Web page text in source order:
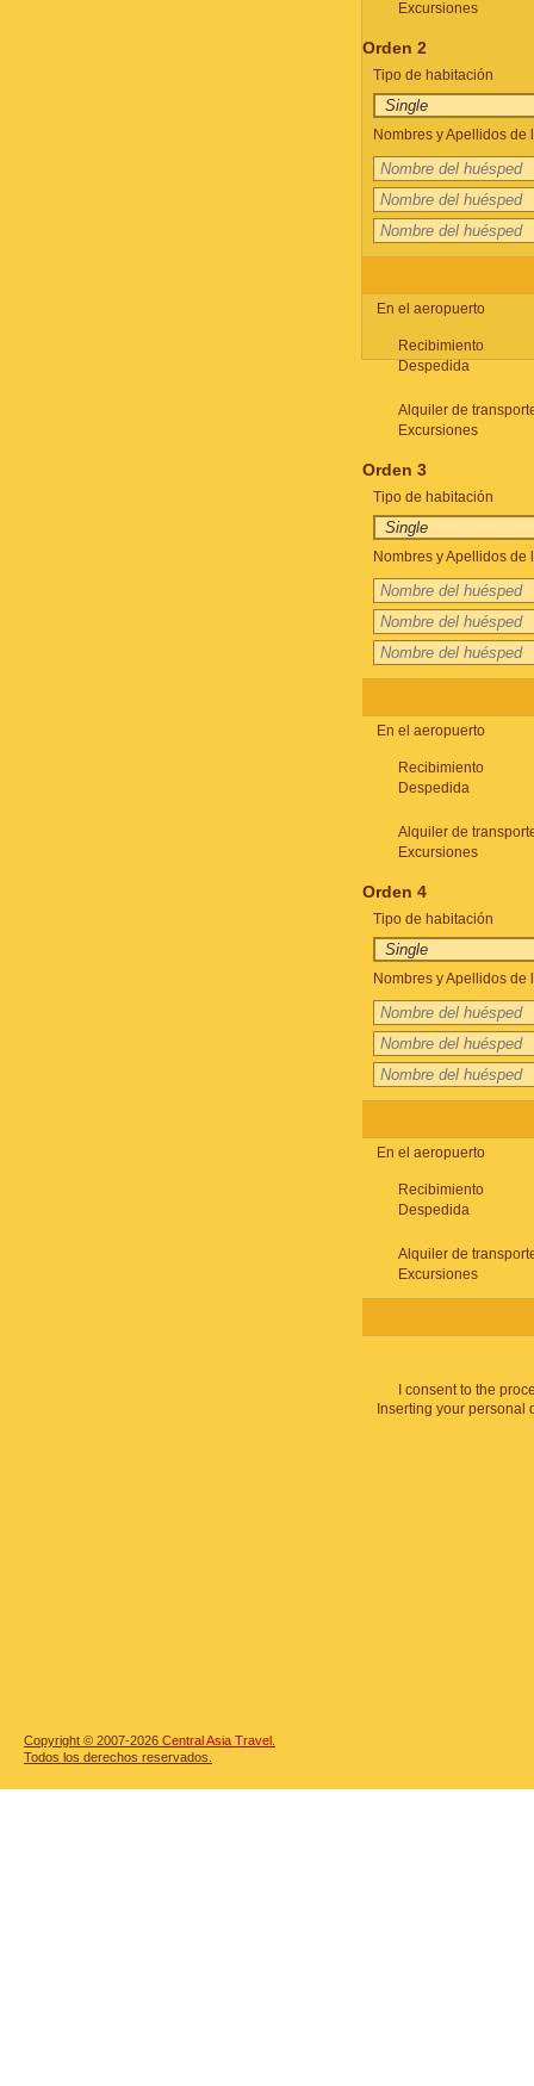
Excursiones
Orden 2
Tipo de habitación
Nombres y Apellidos
En el aeropuerto
Recibimiento
Despedida
Alquiler de
Excursiones
Orden 3
Tipo de habitación
Nombres y Apellidos
En el aeropuerto
Recibimiento
Despedida
Alquiler de
Excursiones
Orden 4
Tipo de habitación
Nombres y Apellidos
En el aeropuerto
Recibimiento
Despedida
Alquiler de
Excursiones
I consent to the
Inserting your personal
Copyright © 2007-2026 Central Asia Travel.
Todos los derechos reservados.